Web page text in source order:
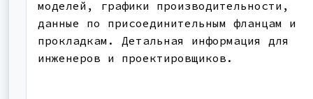
моделей, графики производительности,
данные по присоединительным фланцам и
прокладкам. Детальная информация для
инженеров и проектировщиков.